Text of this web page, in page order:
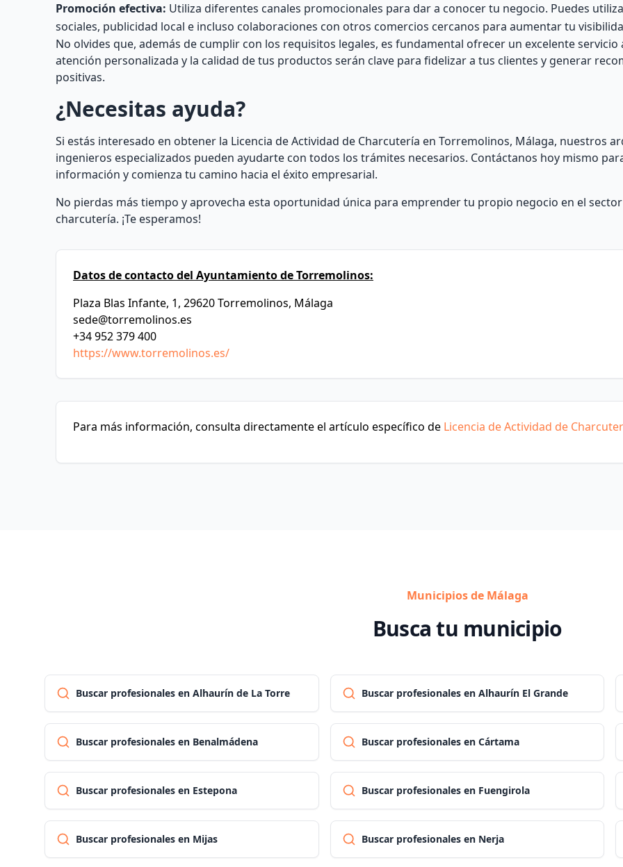
Promoción efectiva: Utiliza diferentes canales promocionales para dar a conocer tu negocio. Puedes
sociales, publicidad local e incluso colaboraciones con otros comercios cercanos para aumentar tu
No olvides que, además de cumplir con los requisitos legales, es fundamental ofrecer un excelente servicio
atención personalizada y la calidad de tus productos serán clave para fidelizar a tus clientes y generar
positivas.
¿Necesitas ayuda?
Si estás interesado en obtener la Licencia de Actividad de Charcutería en Torremolinos, Málaga, nuestros
ingenieros especializados pueden ayudarte con todos los trámites necesarios. Contáctanos hoy mismo
información y comienza tu camino hacia el éxito empresarial.
No pierdas más tiempo y aprovecha esta oportunidad única para emprender tu propio negocio en el
charcutería. ¡Te esperamos!
Datos de contacto del Ayuntamiento de Torremolinos:
Plaza Blas Infante, 1, 29620 Torremolinos, Málaga
sede@torremolinos.es
+34 952 379 400
https://www.torremolinos.es/
Para más información, consulta directamente el artículo específico de Licencia de Actividad de
Municipios de Málaga
Busca tu municipio
Buscar profesionales en Alhaurín de La Torre Buscar profesionales en Alhaurín El Grande
Buscar profesionales en Benalmádena Buscar profesionales en Cártama
Buscar profesionales en Estepona Buscar profesionales en Fuengirola
Buscar profesionales en Mijas Buscar profesionales en Nerja